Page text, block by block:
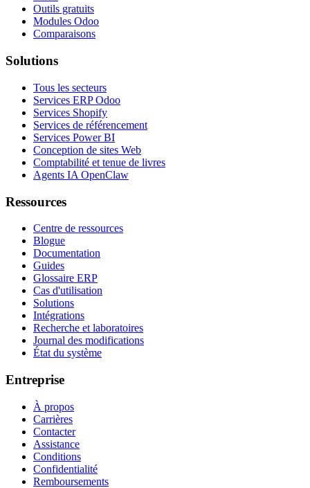
Outils gratuits
Modules Odoo
Comparaisons
Solutions
Tous les secteurs
Services ERP Odoo
Services Shopify
Services de référencement
Services Power BI
Conception de sites Web
Comptabilité et tenue de livres
Agents IA OpenClaw
Ressources
Centre de ressources
Blogue
Documentation
Guides
Glossaire ERP
Cas d'utilisation
Solutions
Intégrations
Recherche et laboratoires
Journal des modifications
État du système
Entreprise
À propos
Carrières
Contacter
Assistance
Conditions
Confidentialité
Remboursements